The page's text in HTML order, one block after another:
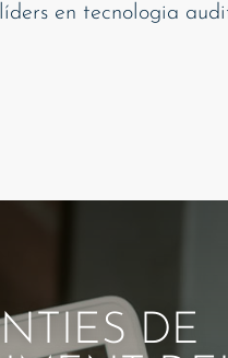
en tecnologia
DE